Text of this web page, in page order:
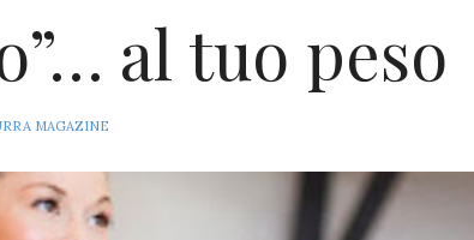
al tuo peso
MAGAZINE